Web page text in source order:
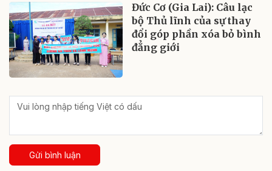
Đức Cơ (Gia Lai): Câu lạc
bộ Thủ lĩnh của sự thay
đổi góp phần xóa bỏ bình
đẳng giới
Gửi bình luận